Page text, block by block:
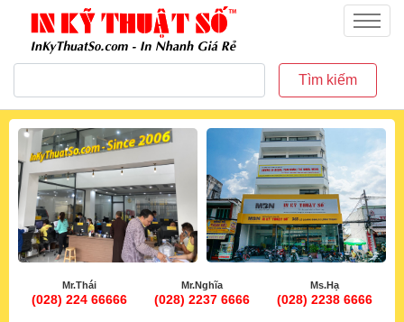
inkythuatso.com
Menu
Tìm kiếm
Mr.Thái
(028) 224 66666
Mr.Nghĩa
(028) 2237 6666
Ms.Hạ
(028) 2238 6666